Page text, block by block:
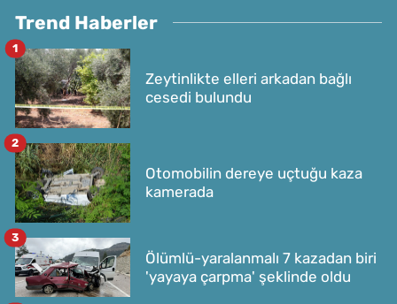
Trend Haberler
Zeytinlikte elleri arkadan bağlı
cesedi bulundu
1
Otomobilin dereye uçtuğu kaza
kamerada
2
Ölümlü-yaralanmalı 7 kazadan biri
'yayaya çarpma' şeklinde oldu
3